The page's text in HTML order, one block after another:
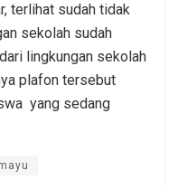
terlihat sudah tidak
sekolah sudah
lingkungan sekolah
plafon tersebut
yang sedang